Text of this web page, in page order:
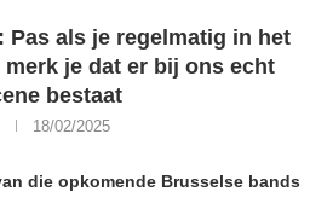
Pas als je regelmatig in het
je dat er bij ons echt
bestaat
18/02/2025
die opkomende Brusselse bands